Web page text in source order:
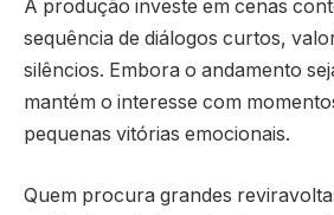
A produção investe em cenas
sequência de diálogos curtos,
silêncios. Embora o andamento
mantém o interesse com
pequenas vitórias emocionais.
Quem procura grandes